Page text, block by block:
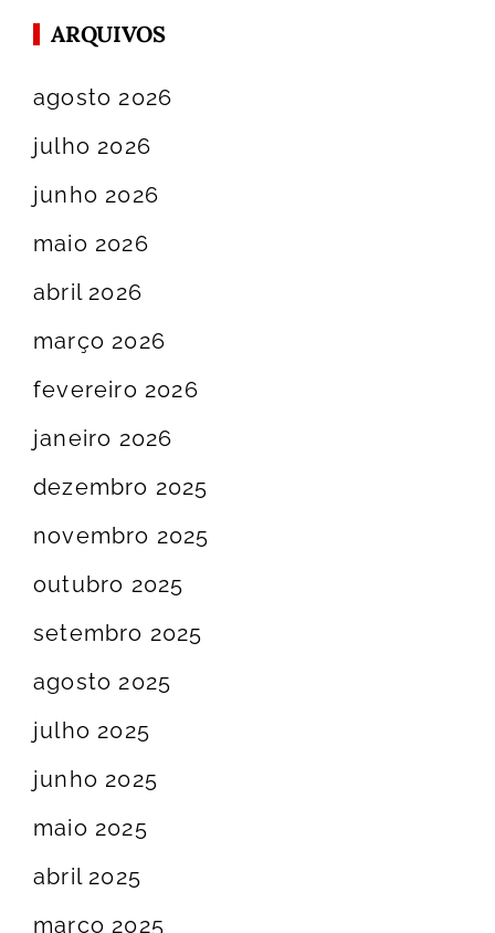
ARQUIVOS
agosto 2026
julho 2026
junho 2026
maio 2026
abril 2026
março 2026
fevereiro 2026
janeiro 2026
dezembro 2025
novembro 2025
outubro 2025
setembro 2025
agosto 2025
julho 2025
junho 2025
maio 2025
abril 2025
março 2025